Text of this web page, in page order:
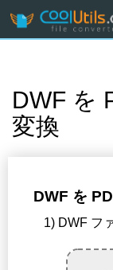
DWF を
変換
DWF を
1) DWF フ